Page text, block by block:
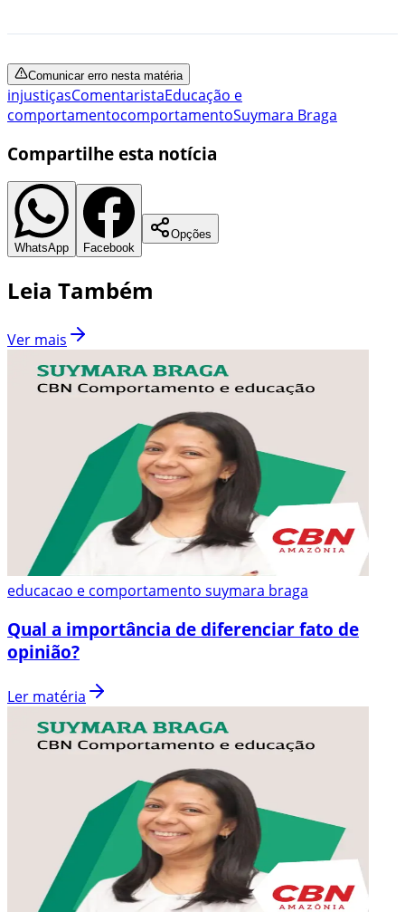
Comunicar erro nesta matéria
injustiçasComentaristaEducação e
comportamentocomportamentoSuymara Braga
Compartilhe esta notícia
WhatsApp Facebook
Opções
Leia Também
Ver mais
educacao e comportamento suymara braga
Qual a importância de diferenciar fato de
opinião?
Ler matéria